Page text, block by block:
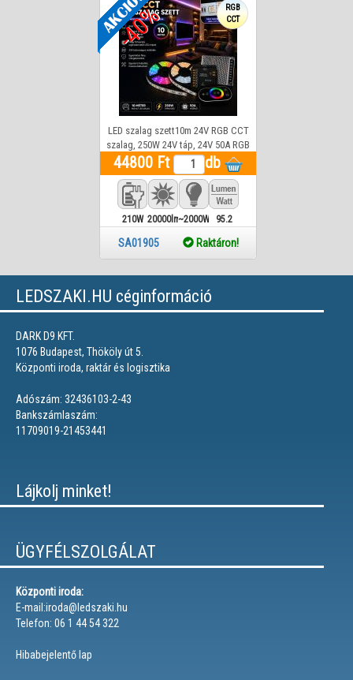
-40%
RGB
CCT
LED szalag szett10m 24V RGB CCT
szalag, 250W 24V táp, 24V 50A RGB
CCT vezérlő
44800 Ft db
210W 20000lm~2000W 95.2
SA01905 Raktáron!
LEDSZAKI.HU céginformáció
DARK D9 KFT.
1076 Budapest, Thököly út 5.
Központi iroda, raktár és logisztika
Adószám: 32436103-2-43
Bankszámlaszám:
11709019-21453441
Lájkolj minket!
ÜGYFÉLSZOLGÁLAT
Központi iroda:
E-mail:iroda@ledszaki.hu
Telefon: 06 1 44 54 322
Hibabejelentő lap